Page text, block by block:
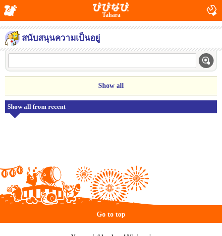
Tahara
สนับสนุนความเป็นอยู่
Show all
Show all from recent
Go to top